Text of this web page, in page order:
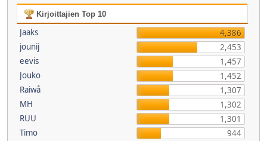
Kirjoittajien Top 10
Jaaks
4,386
jounij
2,453
eevis
1,457
Jouko
1,452
Raiwå
1,307
MH
1,302
RUU
1,301
Timo
944